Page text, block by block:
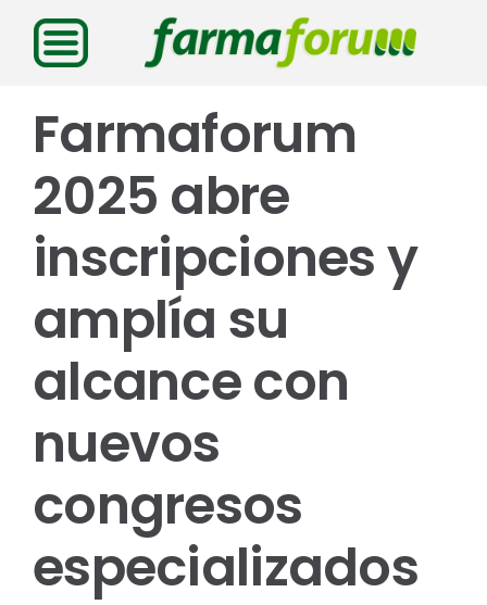
Saltar
contenido
Farmaforum
2025 abre
inscripciones y
amplía su
alcance con
nuevos
congresos
especializados